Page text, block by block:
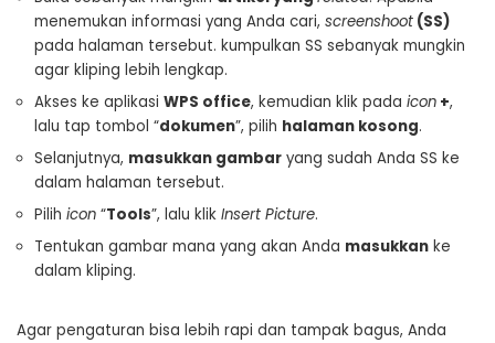
menemukan informasi yang Anda cari, screenshoot (SS)
pada halaman tersebut. kumpulkan SS sebanyak mungkin
agar kliping lebih lengkap.
Akses ke aplikasi WPS office, kemudian klik pada icon +,
lalu tap tombol “dokumen”, pilih halaman kosong.
Selanjutnya, masukkan gambar yang sudah Anda SS ke
dalam halaman tersebut.
Pilih icon “Tools”, lalu klik Insert Picture.
Tentukan gambar mana yang akan Anda masukkan ke
dalam kliping.
Agar pengaturan bisa lebih rapi dan tampak bagus, Anda